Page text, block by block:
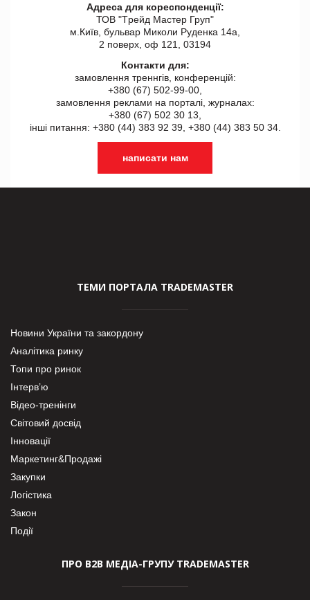
Адреса для кореспонденції:
ТОВ "Tрейд Мастер Груп"
м.Київ, бульвар Миколи Руденка 14а,
2 поверх, оф 121, 03194
Контакти для:
замовлення треннгів, конференцій:
+380 (67) 502-99-00,
замовлення реклами на порталі, журналах:
+380 (67) 502 30 13,
інші питання: +380 (44) 383 92 39, +380 (44) 383 50 34.
написати нам
ТЕМИ ПОРТАЛА TRADEMASTER
Новини України та закордону
Аналітика ринку
Топи про ринок
Інтерв’ю
Відео-тренінги
Світовий досвід
Інновації
Маркетинг&Продажі
Закупки
Логістика
Закон
Події
ПРО В2В МЕДІА-ГРУПУ TRADEMASTER